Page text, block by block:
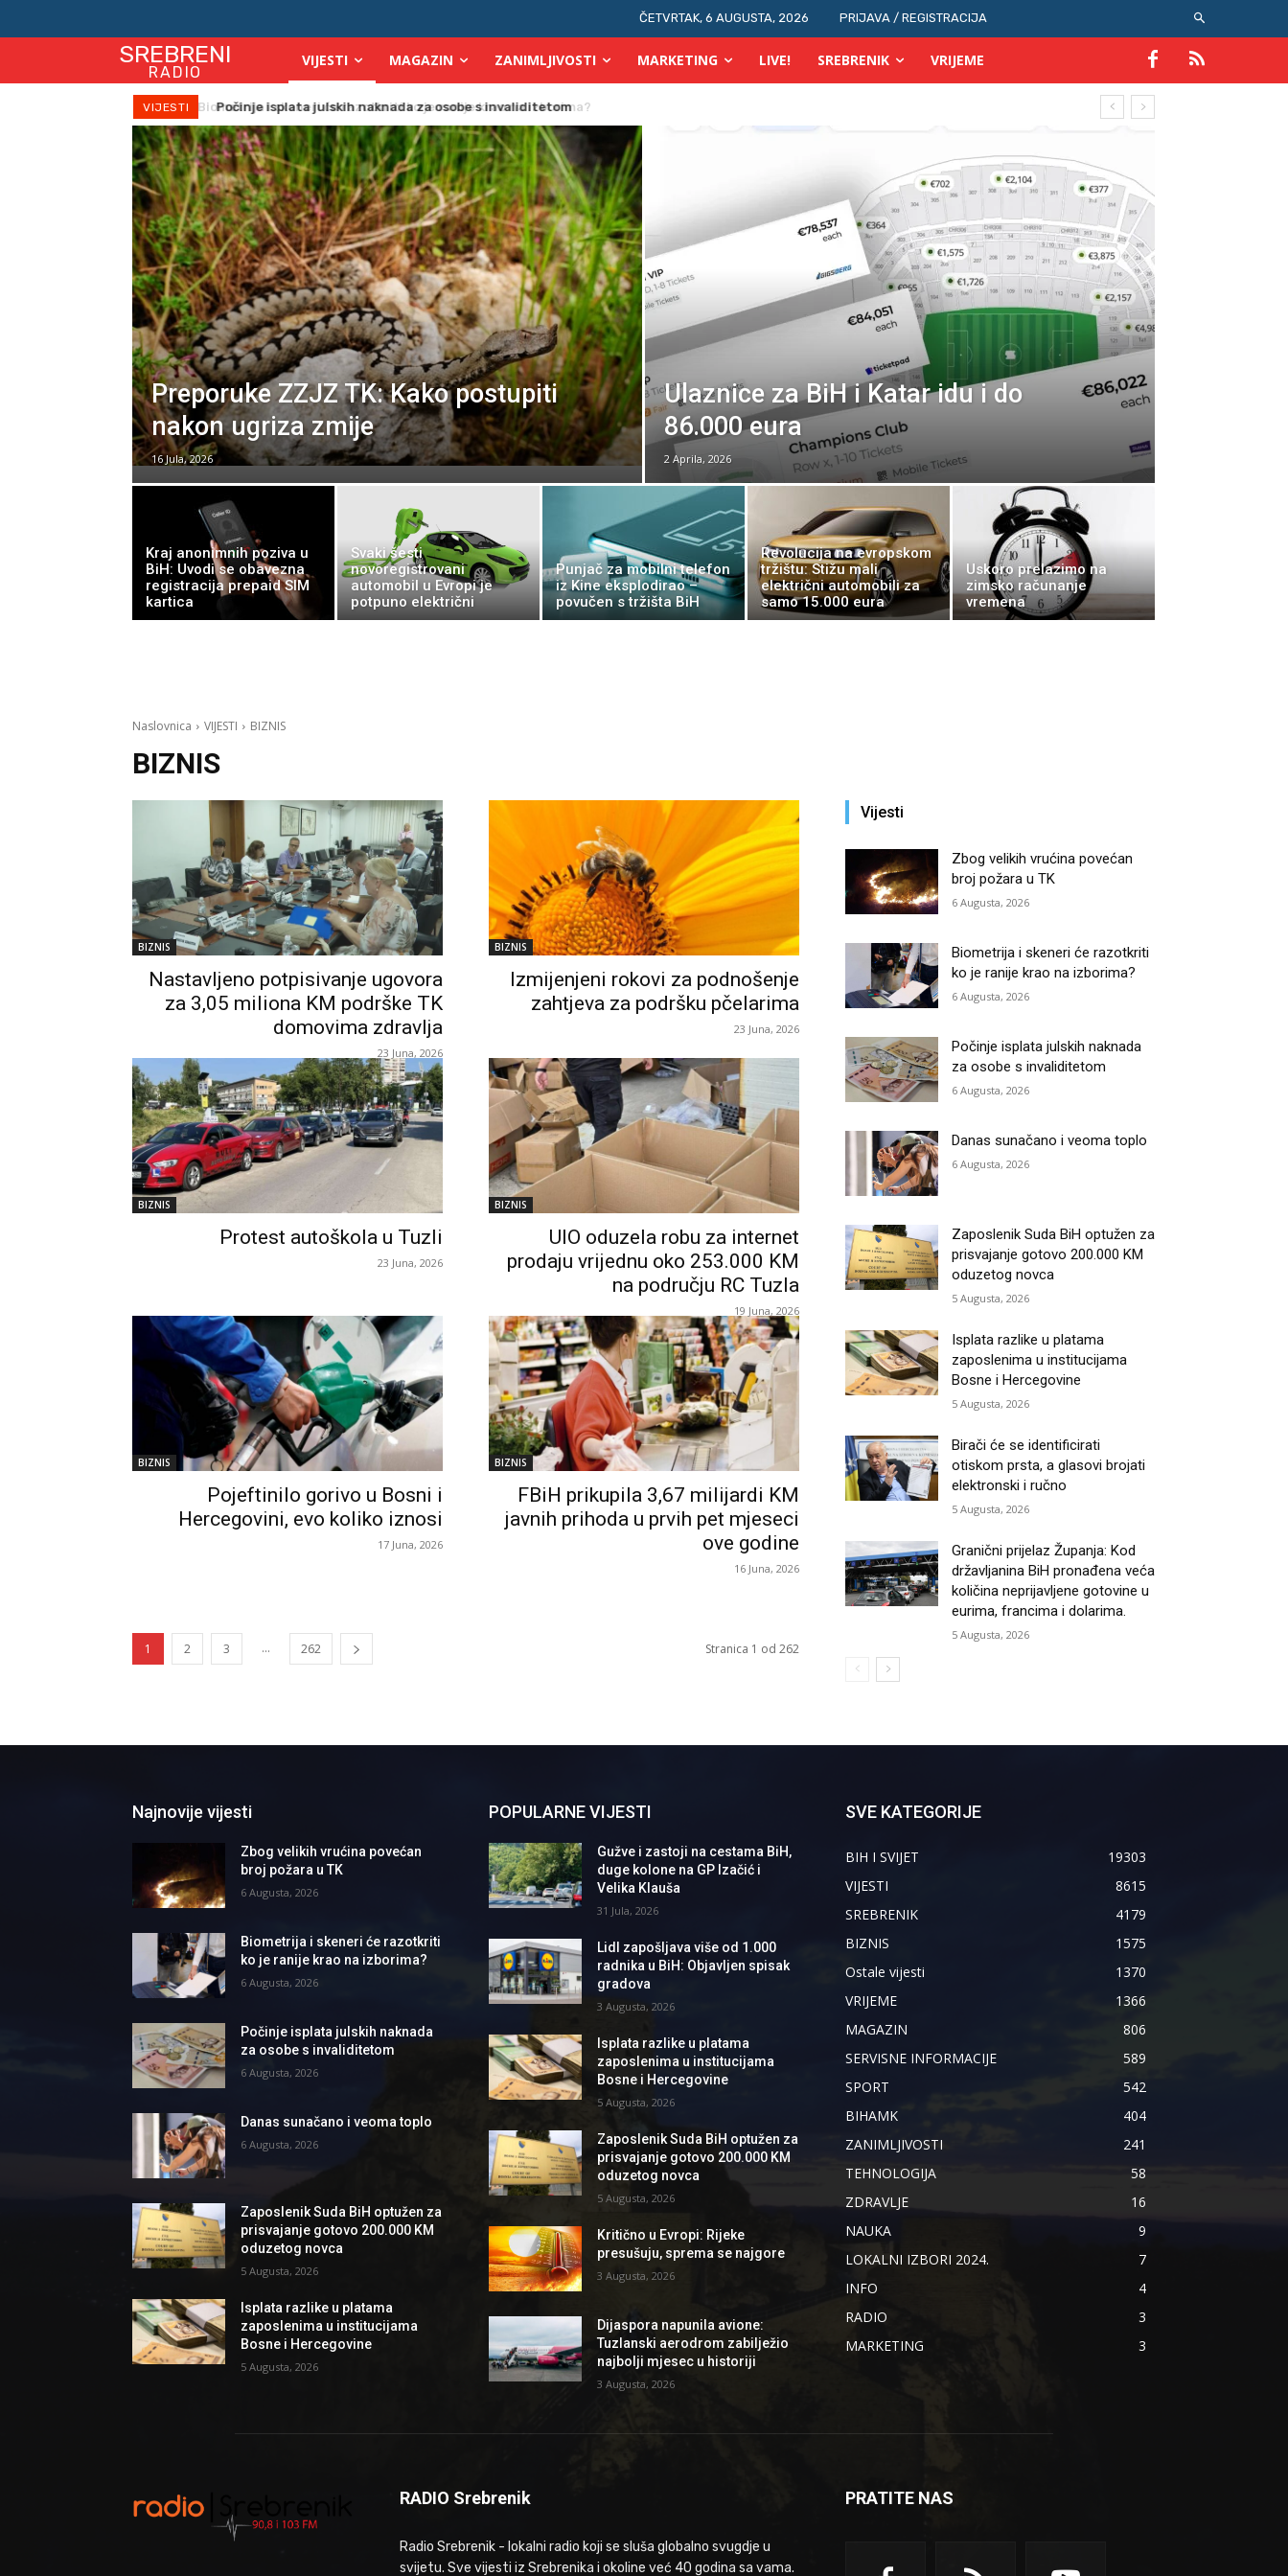
ČETVRTAK, 6 AUGUSTA, 2026 PRIJAVA / REGISTRACIJA
SREBRENI
RADIO
VIJESTI MAGAZIN ZANIMLJIVOSTI MARKETING LIVE! SREBRENIK VRIJEME
VIJESTI Počinje isplata julskih naknada za osobe s invaliditetom
Preporuke ZZJZ TK: Kako postupiti
nakon ugriza zmije
16 Jula, 2026
Ulaznice za BiH i Katar idu i do
86.000 eura
2 Aprila, 2026
Kraj anonimnih poziva u
BiH: Uvodi se obavezna
registracija prepaid SIM
kartica
Svaki šesti
novoregistrovani
automobil u Evropi je
potpuno električni
Punjač za mobilni telefon
iz Kine eksplodirao –
povučen s tržišta BiH
Revolucija na evropskom
tržištu: Stižu mali
električni automobili za
samo 15.000 eura
Uskoro prelazimo na
zimsko računanje
vremena
Naslovnica VIJESTI BIZNIS
BIZNIS
BIZNIS
Nastavljeno potpisivanje ugovora
za 3,05 miliona KM podrške TK
domovima zdravlja
23 Juna, 2026
BIZNIS
Izmijenjeni rokovi za podnošenje
zahtjeva za podršku pčelarima
23 Juna, 2026
BIZNIS
Protest autoškola u Tuzli
23 Juna, 2026
BIZNIS
UIO oduzela robu za internet
prodaju vrijednu oko 253.000 KM
na području RC Tuzla
19 Juna, 2026
BIZNIS
Pojeftinilo gorivo u Bosni i
Hercegovini, evo koliko iznosi
17 Juna, 2026
BIZNIS
FBiH prikupila 3,67 milijardi KM
javnih prihoda u prvih pet mjeseci
ove godine
16 Juna, 2026
1 2 3 ... 262 Stranica 1 od 262
Vijesti
Zbog velikih vrućina povećan
broj požara u TK
6 Augusta, 2026
Biometrija i skeneri će razotkriti
ko je ranije krao na izborima?
6 Augusta, 2026
Počinje isplata julskih naknada
za osobe s invaliditetom
6 Augusta, 2026
Danas sunačano i veoma toplo
6 Augusta, 2026
Zaposlenik Suda BiH optužen za
prisvajanje gotovo 200.000 KM
oduzetog novca
5 Augusta, 2026
Isplata razlike u platama
zaposlenima u institucijama
Bosne i Hercegovine
5 Augusta, 2026
Birači će se identificirati
otiskom prsta, a glasovi brojati
elektronski i ručno
5 Augusta, 2026
Granični prijelaz Županja: Kod
državljanina BiH pronađena veća
količina neprijavljene gotovine u
eurima, francima i dolarima.
5 Augusta, 2026
Najnovije vijesti
Zbog velikih vrućina povećan
broj požara u TK
6 Augusta, 2026
Biometrija i skeneri će razotkriti
ko je ranije krao na izborima?
6 Augusta, 2026
Počinje isplata julskih naknada
za osobe s invaliditetom
6 Augusta, 2026
Danas sunačano i veoma toplo
6 Augusta, 2026
Zaposlenik Suda BiH optužen za
prisvajanje gotovo 200.000 KM
oduzetog novca
5 Augusta, 2026
Isplata razlike u platama
zaposlenima u institucijama
Bosne i Hercegovine
5 Augusta, 2026
POPULARNE VIJESTI
Gužve i zastoji na cestama BiH,
duge kolone na GP Izačić i
Velika Klauša
31 Jula, 2026
Lidl zapošljava više od 1.000
radnika u BiH: Objavljen spisak
gradova
3 Augusta, 2026
Isplata razlike u platama
zaposlenima u institucijama
Bosne i Hercegovine
5 Augusta, 2026
Zaposlenik Suda BiH optužen za
prisvajanje gotovo 200.000 KM
oduzetog novca
5 Augusta, 2026
Kritično u Evropi: Rijeke
presušuju, sprema se najgore
3 Augusta, 2026
Dijaspora napunila avione:
Tuzlanski aerodrom zabilježio
najbolji mjesec u historiji
3 Augusta, 2026
SVE KATEGORIJE
BIH I SVIJET
19303
VIJESTI
8615
SREBRENIK
4179
BIZNIS
1575
Ostale vijesti
1370
VRIJEME
1366
MAGAZIN
806
SERVISNE INFORMACIJE
589
SPORT
542
BIHAMK
404
ZANIMLJIVOSTI
241
TEHNOLOGIJA
58
ZDRAVLJE
16
NAUKA
9
LOKALNI IZBORI 2024.
7
INFO
4
RADIO
3
MARKETING
3
RADIO Srebrenik
Radio Srebrenik - lokalni radio koji se sluša globalno svugdje u
svijetu. Sve vijesti iz Srebrenika i okoline već 40 godina sa vama.
PRATITE NAS